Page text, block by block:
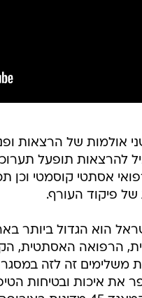
יתנהל השנה בשני אולמות של
להרצאות תופעל
אסתטי קוסמטי וכן
פיקוד העורף.
הרפואה האסתטית,
משלימים זה לזה
את איכות ובטיחות